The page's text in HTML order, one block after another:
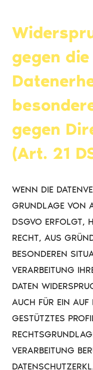
gegen die
gegen
(Art. 21
WENN DIE
GRUNDLAGE VON
DSGVO ERFOLGT,
RECHT, AUS
BESONDEREN
VERARBEITUNG
DATEN
AUCH FÜR EIN AUF
GESTÜTZTES
VERARBEITUNG